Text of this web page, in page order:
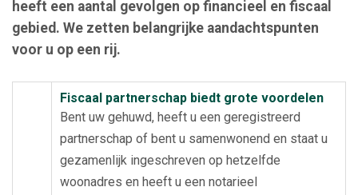
heeft een aantal gevolgen op financieel en fiscaal
gebied. We zetten belangrijke aandachtspunten
voor u op een rij.
Fiscaal partnerschap biedt grote voordelen
Bent uw gehuwd, heeft u een geregistreerd
partnerschap of bent u samenwonend en staat u
gezamenlijk ingeschreven op hetzelfde
woonadres en heeft u een notarieel